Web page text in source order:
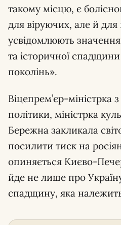
такому місцю, є
для віруючих, але й для
усвідомлюють значення
та історичної
поколінь .
Віцепрем’єр-міністрка
політики, міністрка
Бережна закликала
посилити тиск на
опиняється Києво-
йде не лише про
спадщину, яка